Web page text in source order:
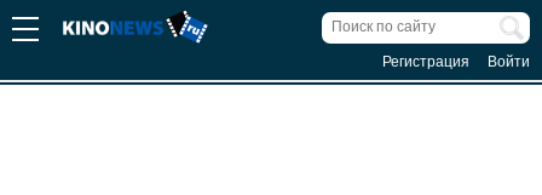
Регистрация Войти